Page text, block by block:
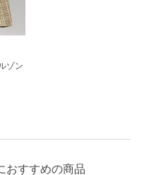
ゾン
おすすめの商品